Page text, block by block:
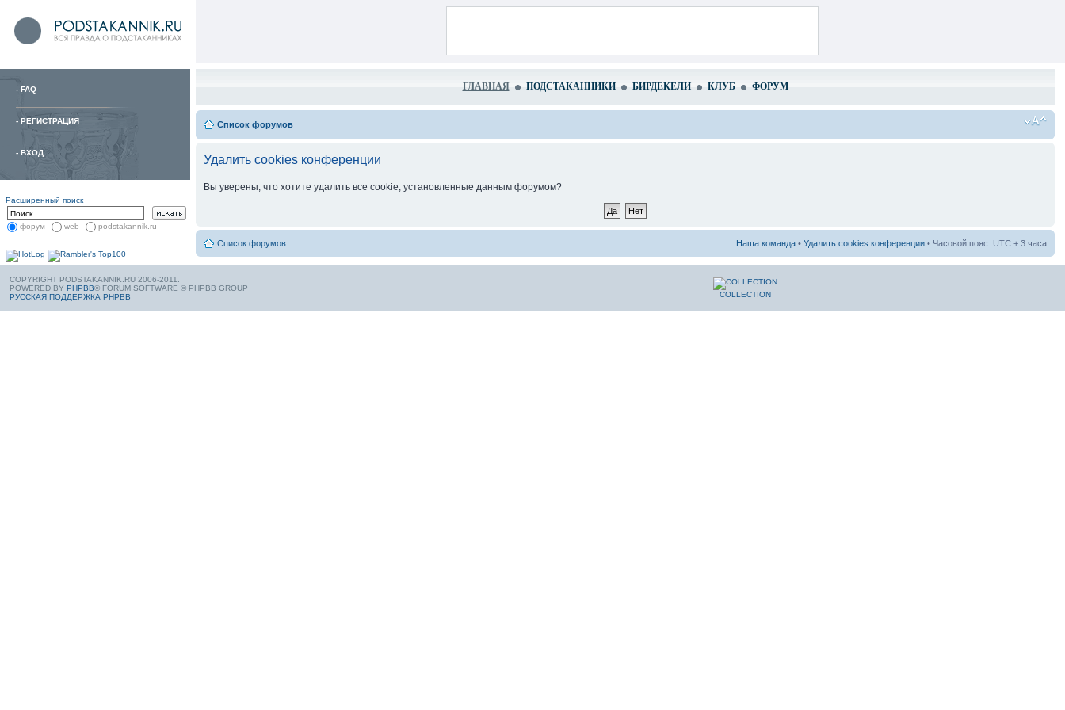
- FAQ
- РЕГИСТРАЦИЯ
- ВХОД
Расширенный поиск
форум web podstakannik.ru
ГЛАВНАЯ ПОДСТАКАННИКИ БИРДЕКЕЛИ КЛУБ ФОРУМ
Список форумов
Удалить cookies конференции
Вы уверены, что хотите удалить все cookie, установленные данным форумом?
Список форумов Наша команда • Удалить cookies конференции • Часовой пояс: UTC + 3 часа
COPYRIGHT PODSTAKANNIK.RU 2006-2011.
POWERED BY PHPBB® FORUM SOFTWARE © PHPBB GROUP
РУССКАЯ ПОДДЕРЖКА PHPBB
COLLECTION